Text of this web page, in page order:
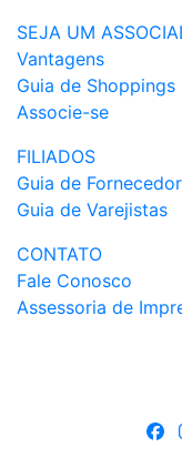
SEJA UM
Vantagens
Guia de Shoppings
Associe-se
FILIADOS
Guia de
Guia de Varejistas
CONTATO
Fale Conosco
Assessoria de